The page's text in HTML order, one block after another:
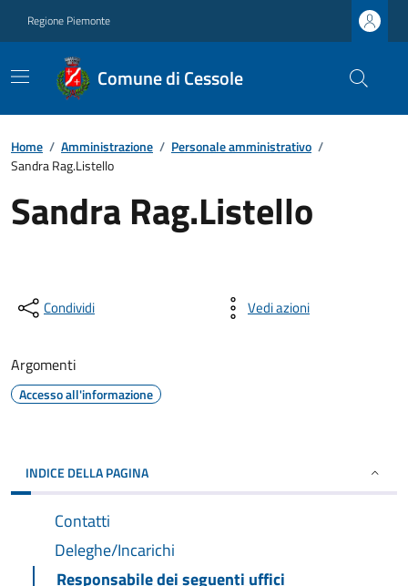
Regione Piemonte
Comune di Cessole
Home / Amministrazione / Personale amministrativo /
Sandra Rag.Listello
Sandra Rag.Listello
Condividi Vedi azioni
Argomenti
Accesso all'informazione
INDICE DELLA PAGINA
Contatti
Deleghe/Incarichi
Responsabile dei seguenti uffici